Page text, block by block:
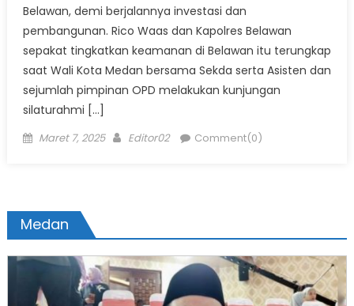
Belawan, demi berjalannya investasi dan
pembangunan. Rico Waas dan Kapolres Belawan
sepakat tingkatkan keamanan di Belawan itu terungkap
saat Wali Kota Medan bersama Sekda serta Asisten dan
sejumlah pimpinan OPD melakukan kunjungan
silaturahmi […]
Posted
Maret 7, 2025 Author
Editor02 Comment(0)
Medan